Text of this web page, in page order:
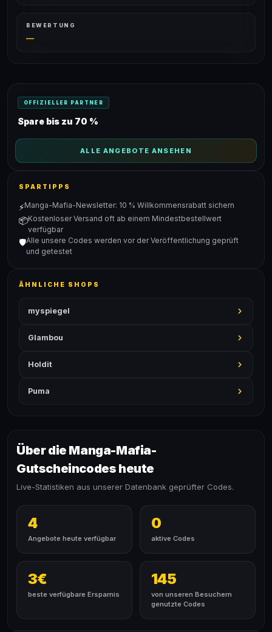
BEWERTUNG
—
OFFIZIELLER PARTNER
Spare bis zu 70 %
ALLE ANGEBOTE ANSEHEN
SPARTIPPS
⚡Manga-Mafia-Newsletter: 10 % Willkommensrabatt sichern
📦Kostenloser Versand oft ab einem Mindestbestellwert
verfügbar
🛡️Alle unsere Codes werden vor der Veröffentlichung geprüft
und getestet
ÄHNLICHE SHOPS
myspiegel
Glambou
Holdit
Puma
Über die Manga-Mafia-
Gutscheincodes heute
Live-Statistiken aus unserer Datenbank geprüfter Codes.
4
Angebote heute verfügbar
0
aktive Codes
3€
beste verfügbare Ersparnis
145
von unseren Besuchern
genutzte Codes